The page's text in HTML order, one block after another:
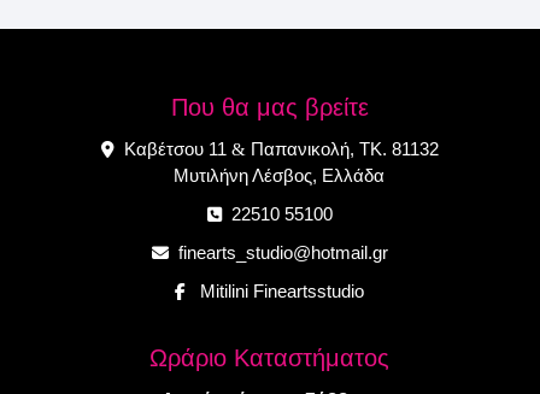
Που θα μας βρείτε
Καβέτσου 11 &Παπανικολή, ΤΚ. 81132
Μυτιλήνη Λέσβος, Ελλάδα
22510 55100
finearts_studio@hotmail.gr
Mitilini Fineartsstudio
Ωράριο Καταστήματος